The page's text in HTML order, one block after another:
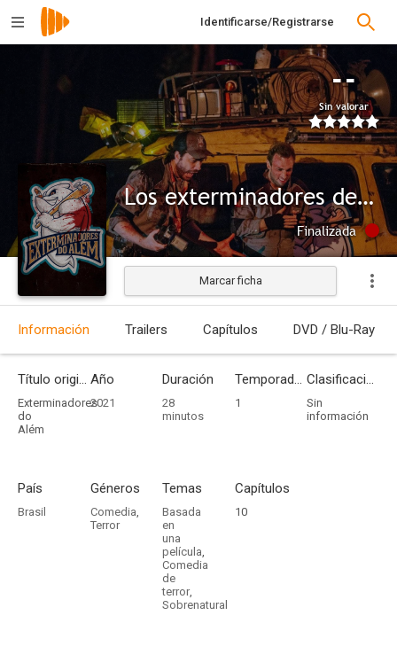
Identificarse/Registrarse
--
Sin valorar
Los exterminadores del más allá
Finalizada
Marcar ficha
Información Trailers Capítulos DVD / Blu-Ray
Título original
Exterminadores
do
Além
Año
2021
Duración
28
minutos
Temporadas
1
Clasificación por edades
Sin
información
País
Brasil
Géneros
Comedia,
Terror
Temas
Basada
en
una
película,
Comedia
de
terror,
Sobrenatural
Capítulos
10